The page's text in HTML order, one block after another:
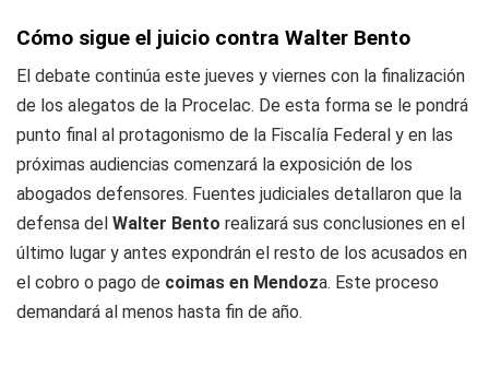
Cómo sigue el juicio contra Walter Bento
El debate continúa este jueves y viernes con la finalización
de los alegatos de la Procelac. De esta forma se le pondrá
punto final al protagonismo de la Fiscalía Federal y en las
próximas audiencias comenzará la exposición de los
abogados defensores. Fuentes judiciales detallaron que la
defensa del Walter Bento realizará sus conclusiones en el
último lugar y antes expondrán el resto de los acusados en
el cobro o pago de coimas en Mendoza. Este proceso
demandará al menos hasta fin de año.